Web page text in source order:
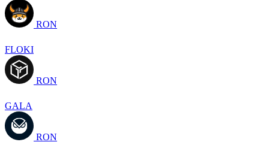
RON
FLOKI
RON
GALA
RON